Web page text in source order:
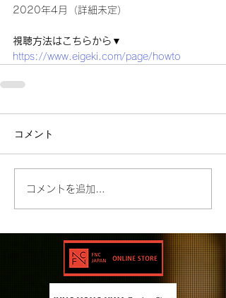
2020年4月（詳細未定）
視聴方法はこちらから▼
https://www.eigeki.com/page/howto
コメント
コメントを追加…